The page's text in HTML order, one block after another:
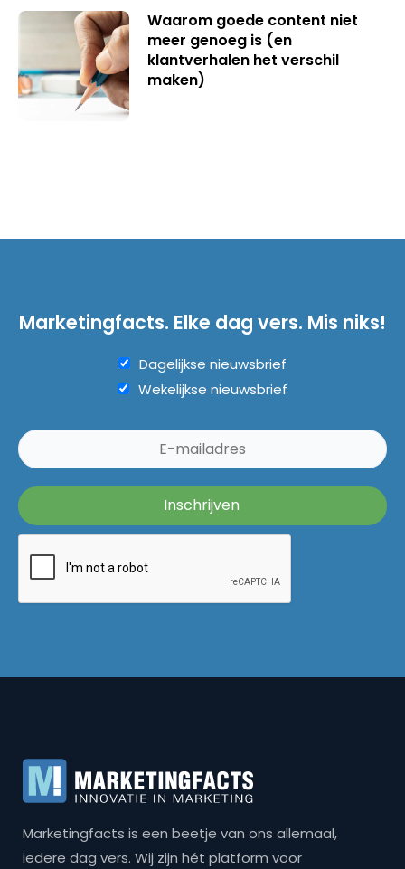
Waarom goede content niet
meer genoeg is (en
klantverhalen het verschil
maken)
Marketingfacts. Elke dag vers. Mis niks!
Dagelijkse nieuwsbrief
Wekelijkse nieuwsbrief
Marketingfacts is een beetje van ons allemaal,
iedere dag vers. Wij zijn hét platform voor